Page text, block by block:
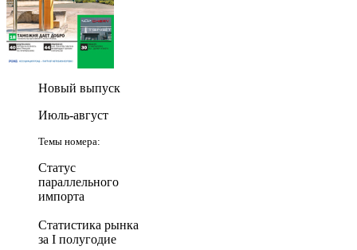
Новый выпуск
Июль-август
Темы номера:
Статус
параллельного
импорта
Статистика рынка
за I полугодие